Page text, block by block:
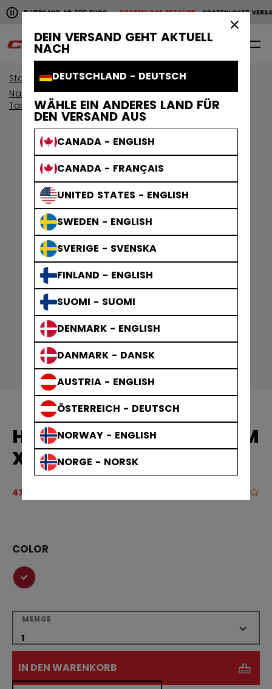
DEIN VERSAND GEHT AKTUELL
NACH
DEUTSCHLAND - DEUTSCH
WÄHLE EIN ANDERES LAND FÜR
DEN VERSAND AUS
CANADA - ENGLISH
CANADA - FRANÇAIS
UNITED STATES - ENGLISH
SWEDEN - ENGLISH
SVERIGE - SVENSKA
FINLAND - ENGLISH
SUOMI - SUOMI
DENMARK - ENGLISH
DANMARK - DANSK
AUSTRIA - ENGLISH
ÖSTERREICH - DEUTSCH
NORWAY - ENGLISH
NORGE - NORSK
Horizontale Bildlaufanimation anhalten.
VERSAND AB 200 EUROKOSTENLOSE RETOURE KOSTENLOSER
KOSTENLOSER VERSAND AB 200 EURO KOSTENLOSE
0
Start
Schutzausrüstung
Nach Kollektion anzeigen
Tacks Schutzausrustung
HP7092 TAC SR HOSE CCM
XXL ROT
47,97 € 5 von 5
COLOR
ausgewählt
MENGE
IN DEN WARENKORB